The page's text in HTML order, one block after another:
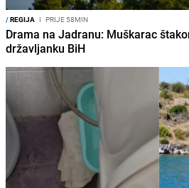
/REGIJA I PRIJE 58MIN
Drama na Jadranu: Muškarac
državljanku BiH